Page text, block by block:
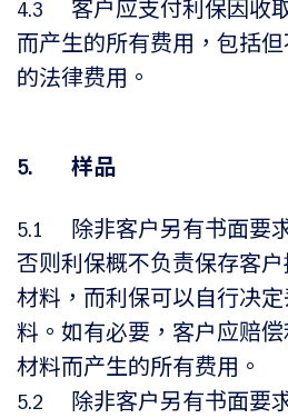
4.3 客户应支付利保因收
而产生的所有费用，包括
的法律费用。
5. 样品
5.1 除非客户另有书面要
否则利保概不负责保存客
材料，而利保可以自行决
料。如有必要，客户应赔偿
材料而产生的所有费用。
5.2 除非客户另有书面要